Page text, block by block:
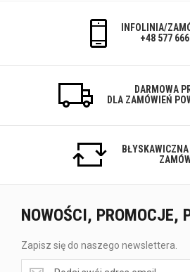
INFOLINIA/
+48 577
DARMOWA
DLA ZAMÓWIEŃ
NOWOŚCI, PROMOCJE,
Zapisz się do naszego newslettera.
Zapisz